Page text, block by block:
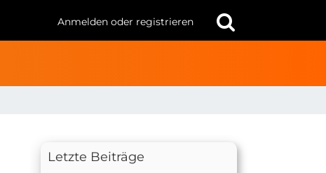
Anmelden oder registrieren
Letzte Beiträge